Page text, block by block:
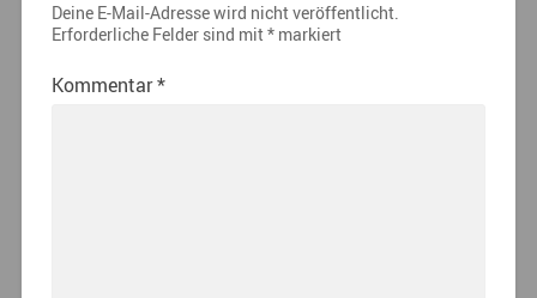
Deine E-Mail-Adresse wird nicht veröffentlicht.
Erforderliche Felder sind mit*markiert
Kommentar*